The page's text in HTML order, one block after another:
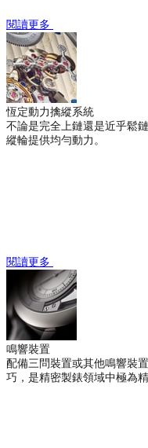
閱讀更多
恆定動力擒縱系統
不論是完全上鏈還是近乎鬆
縱輪提供均勻動力。
閱讀更多
鳴響裝置
配備三問裝置或其他鳴響裝
巧，是精密製錶領域中極為